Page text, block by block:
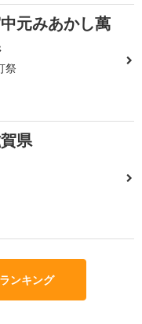
元みあかし萬
祭
県
ンキング